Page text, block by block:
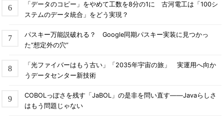
「データのコピー」をやめて工数を8分の1に 古河電工は「100シ
ステムのデータ統合」をどう実現？
パスキー万能説破れる？ Google同期パスキー実装に見つかっ
た“想定外の穴”
「光ファイバーはもう古い」「2035年宇宙の旅」 実運用へ向か
うデータセンター新技術
COBOLっぽさを残す「JaBOL」の是非を問い直す――Javaらしさ
はもう問題じゃない